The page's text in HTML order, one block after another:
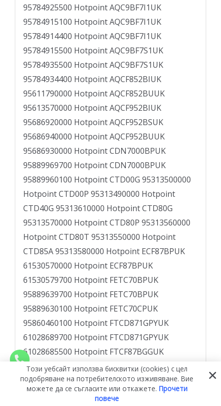
Този уебсайт използва бисквитки (cookies) с цел
подобряване на потребителското изживяване. Вие
можете да се съгласите или откажете. Прочети
повече